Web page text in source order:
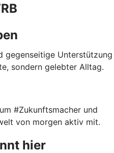
gegenseitige Unterstützung
sondern gelebter Alltag.
#Zukunftsmacher und
von morgen aktiv mit.
hier